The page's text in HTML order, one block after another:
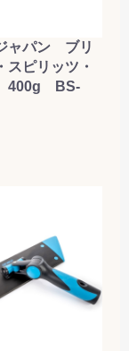
ャパン ブリ
スピリッツ・
400g BS-